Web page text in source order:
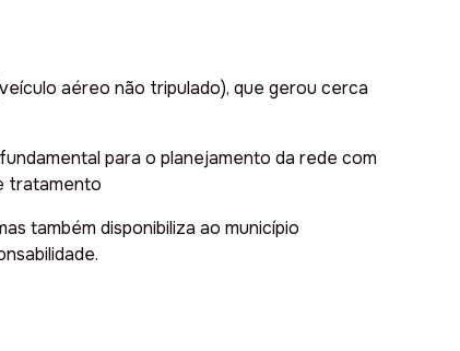
aéreo não tripulado), que gerou cerca
para o planejamento da rede com
tratamento
também disponibiliza ao município